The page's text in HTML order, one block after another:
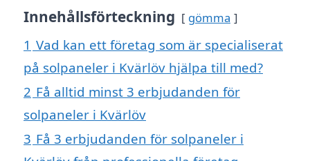
Innehållsförteckning gömma
1 Vad kan ett företag som är specialiserat
på solpaneler i Kvärlöv hjälpa till med?
2 Få alltid minst 3 erbjudanden för
solpaneler i Kvärlöv
3 Få 3 erbjudanden för solpaneler i